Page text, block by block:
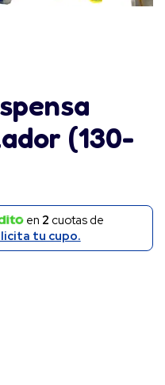
(130-
en 2 cuotas de
tu cupo.